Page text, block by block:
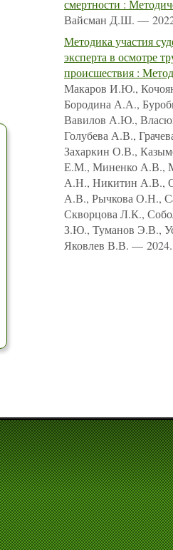
смертности :
Вайсман Д.Ш. —
Методика участия
эксперта в осмотре
происшествия :
Макаров И.Ю.,
Бородина А.А.,
Вавилов А.Ю.,
Голубева А.В.,
Захаркин О.В.,
Е.М., Миненко А.В.,
А.Н., Никитин А.В.,
А.В., Рычкова О.Н.,
Скворцова Л.К.,
З.Ю., Туманов Э.В.,
Яковлев В.В. — 2024.